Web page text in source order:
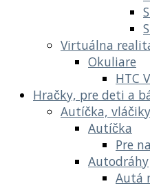
Virtuálna
Okuliare
HTC
Hračky, pre deti a
Autíčka,
Autíčka
Pre
Autodráhy
Autá